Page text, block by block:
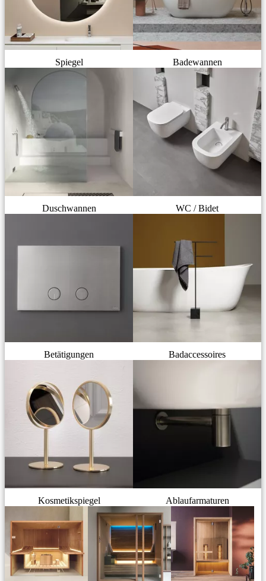
Spiegel Badewannen
Duschwannen WC / Bidet
Betätigungen Badaccessoires
Kosmetikspiegel Ablaufarmaturen